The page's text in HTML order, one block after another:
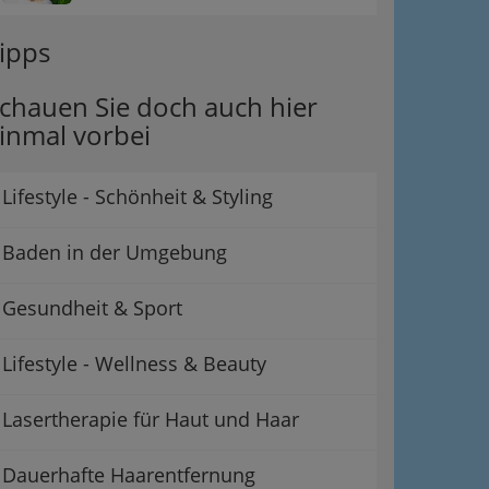
Sie doch auch hier
vorbei
Lifestyle - Schönheit & Styling
Baden in der Umgebung
Gesundheit & Sport
Lifestyle - Wellness & Beauty
Lasertherapie für Haut und Haar
Dauerhafte Haarentfernung